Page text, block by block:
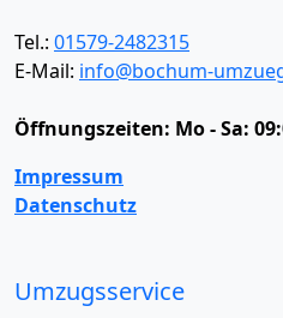
Tel.: 01579-2482315
E-Mail: info@bochum-
Öffnungszeiten: Mo - Sa:
Impressum
Datenschutz
Umzugsservice